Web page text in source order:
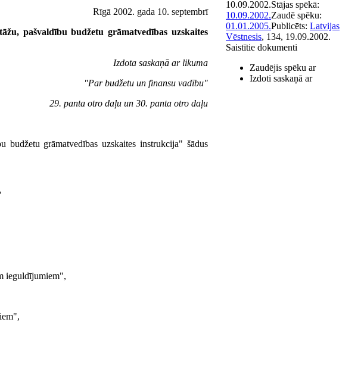
Rīgā 2002. gada 10. septembrī
pašvaldību budžetu grāmatvedības uzskaites
Izdota saskaņā ar likuma
"Par budžetu un finansu vadību"
29. panta otro daļu un 30. panta otro daļu
grāmatvedības uzskaites instrukcija" šādus
ieguldījumiem",
10.09.2002.Stājas spēkā:
10.09.2002.Zaudē spēku:
01.01.2005.Publicēts: Latvijas
Vēstnesis, 134, 19.09.2002.
Saistītie dokumenti
Zaudējis spēku ar
Izdoti saskaņā ar